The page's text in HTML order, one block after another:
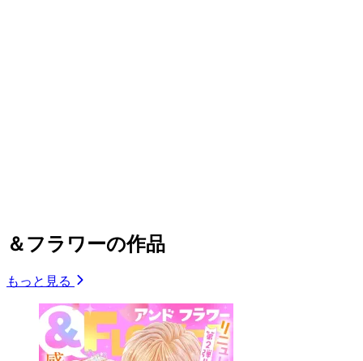
＆フラワーの作品
もっと見る